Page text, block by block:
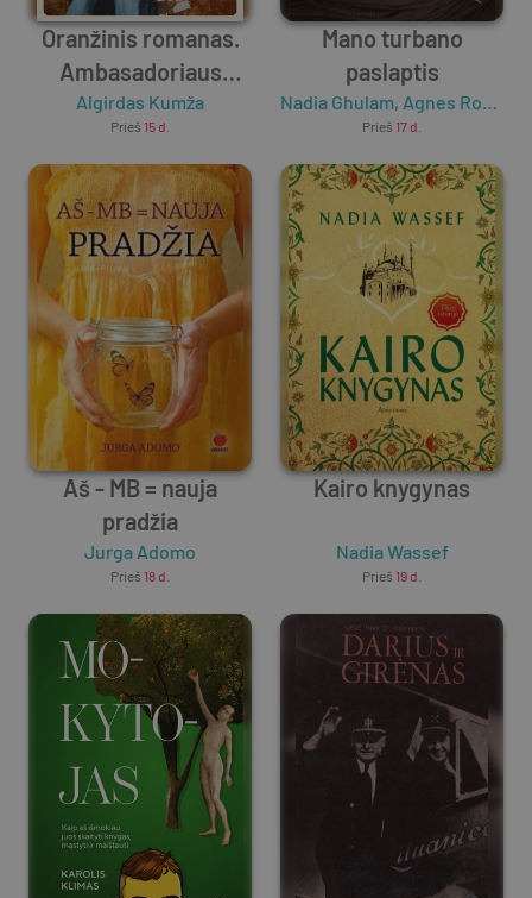
Oranžinis romanas.
Ambasadoriaus
užrašai
Algirdas Kumža
Prieš 15 d.
Mano turbano
paslaptis
Nadia Ghulam, Agnes Rotger
Prieš 17 d.
Aš - MB = nauja
pradžia
Jurga Adomo
Prieš 18 d.
Kairo knygynas
Nadia Wassef
Prieš 19 d.